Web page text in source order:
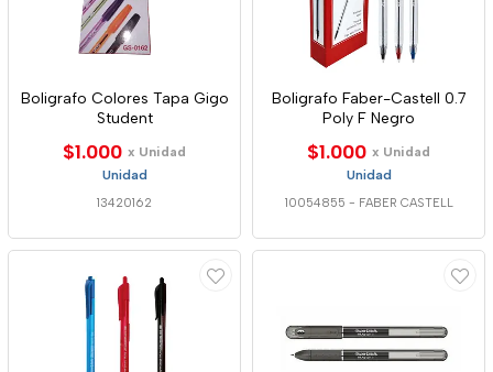
Boligrafo Colores Tapa Gigo
Student
$1.000 x Unidad
Unidad
13420162
Boligrafo Faber-Castell 0.7
Poly F Negro
$1.000 x Unidad
Unidad
10054855 - FABER CASTELL